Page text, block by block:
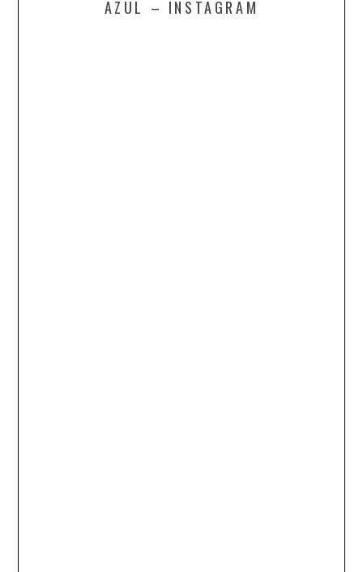
AZUL – INSTAGRAM